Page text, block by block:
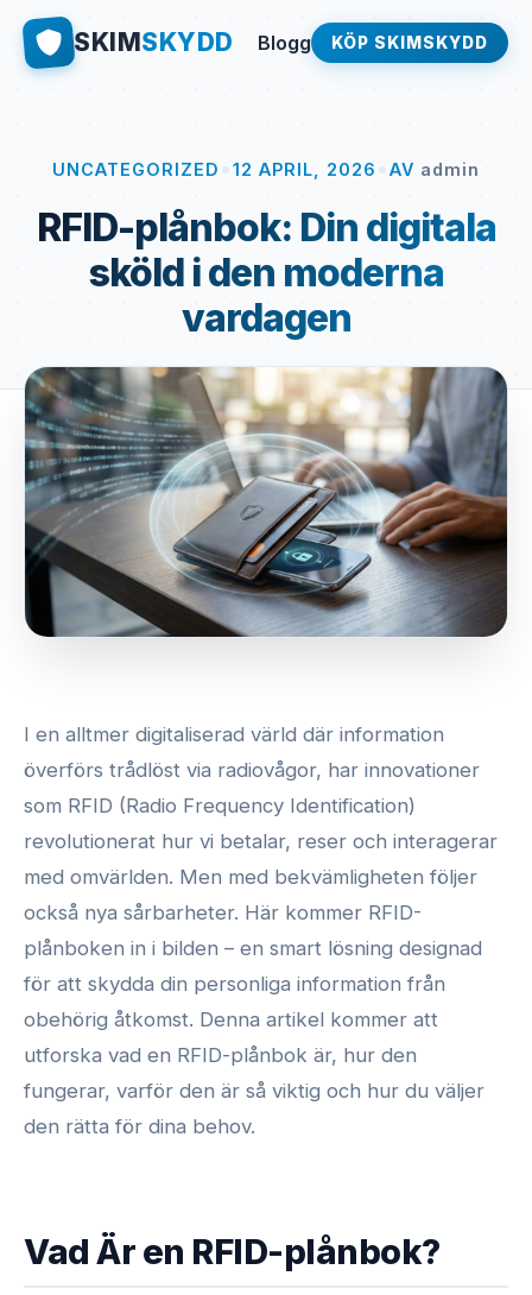
SKIMSKYDD Blogg KÖP SKIMSKYDD
UNCATEGORIZED 12 APRIL, 2026 AV admin
RFID-plånbok: Din digitala
sköld i den moderna
vardagen
I en alltmer digitaliserad värld där information
överförs trådlöst via radiovågor, har innovationer
som RFID (Radio Frequency Identification)
revolutionerat hur vi betalar, reser och interagerar
med omvärlden. Men med bekvämligheten följer
också nya sårbarheter. Här kommer RFID-
plånboken in i bilden – en smart lösning designad
för att skydda din personliga information från
obehörig åtkomst. Denna artikel kommer att
utforska vad en RFID-plånbok är, hur den
fungerar, varför den är så viktig och hur du väljer
den rätta för dina behov.
Vad Är en RFID-plånbok?